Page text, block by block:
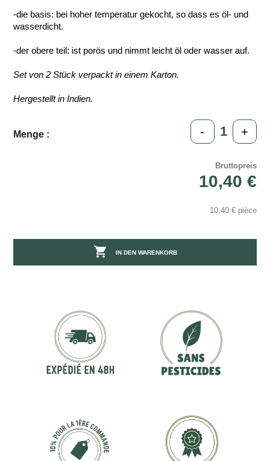
-die basis: bei hoher temperatur gekocht, so dass es öl- und
wasserdicht.
-der obere teil: ist porös und nimmt leicht öl oder wasser auf.
Set von 2 Stück verpackt in einem Karton.
Hergestellt in Indien.
Menge : - +
Bruttopreis
10,40 €
10,40 € pièce
 IN DEN WARENKORB